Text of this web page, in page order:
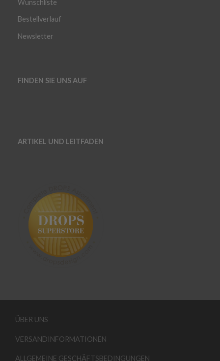
Wunschliste
Bestellverlauf
Newsletter
FINDEN SIE UNS AUF
ARTIKEL UND LEITFADEN
ÜBER UNS
VERSANDINFORMATIONEN
ALLGEMEINE GESCHÄFTSBEDINGUNGEN